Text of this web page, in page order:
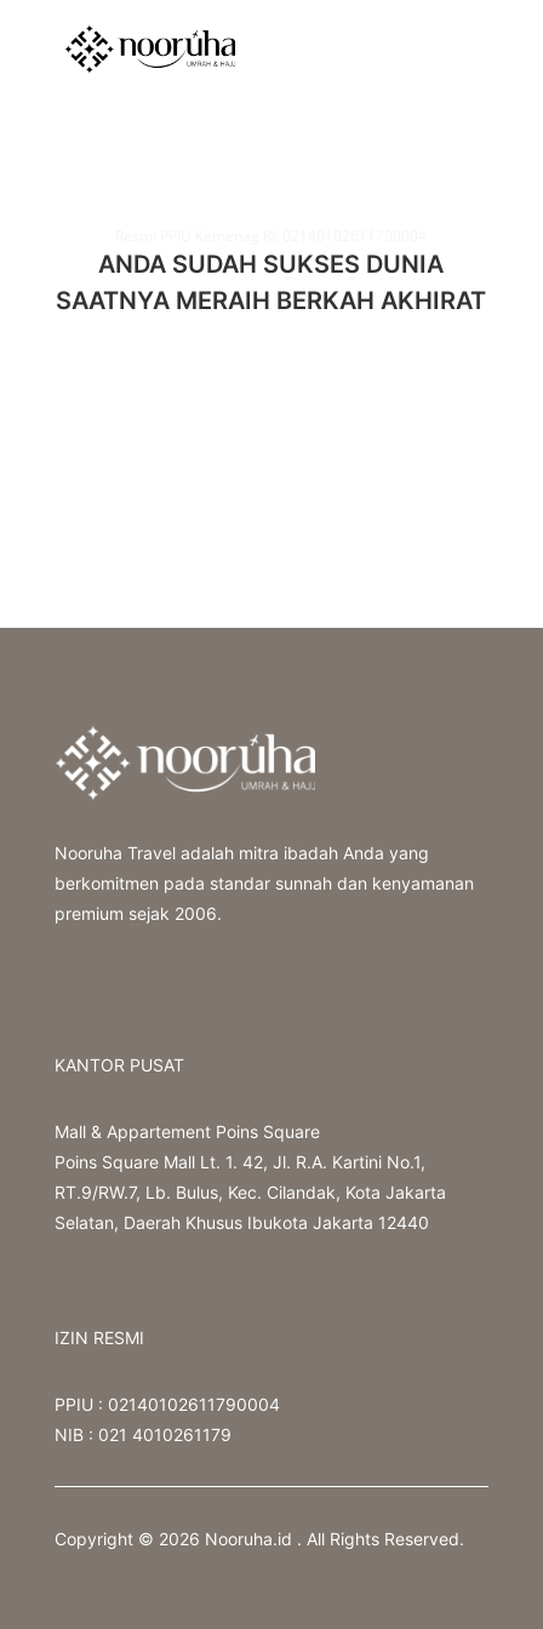
ANDA SUDAH SUKSES DUNIA
SAATNYA MERAIH BERKAH AKHIRAT
Nooruha Travel adalah mitra ibadah Anda yang
berkomitmen pada standar sunnah dan kenyamanan
premium sejak 2006.
KANTOR PUSAT
Mall & Appartement Poins Square
Poins Square Mall Lt. 1. 42, Jl. R.A. Kartini No.1,
RT.9/RW.7, Lb. Bulus, Kec. Cilandak, Kota Jakarta
Selatan, Daerah Khusus Ibukota Jakarta 12440
IZIN RESMI
PPIU : 02140102611790004
NIB : 021 4010261179
Copyright © 2026 Nooruha.id . All Rights Reserved.